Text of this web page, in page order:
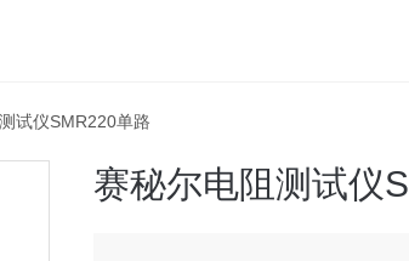
试仪SMR220单路
赛秘尔电阻测试仪